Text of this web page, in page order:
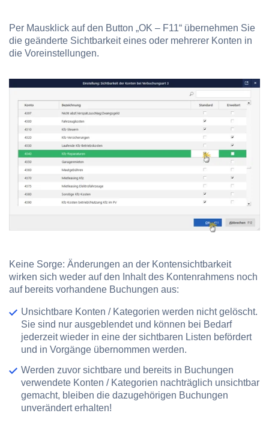
Per Mausklick auf den Button „OK – F11“ übernehmen Sie
die geänderte Sichtbarkeit eines oder mehrerer Konten in
die Voreinstellungen.
Keine Sorge: Änderungen an der Kontensichtbarkeit
wirken sich weder auf den Inhalt des Kontenrahmens noch
auf bereits vorhandene Buchungen aus:
Unsichtbare Konten / Kategorien werden nicht gelöscht.
Sie sind nur ausgeblendet und können bei Bedarf
jederzeit wieder in eine der sichtbaren Listen befördert
und in Vorgänge übernommen werden.
Werden zuvor sichtbare und bereits in Buchungen
verwendete Konten / Kategorien nachträglich unsichtbar
gemacht, bleiben die dazugehörigen Buchungen
unverändert erhalten!